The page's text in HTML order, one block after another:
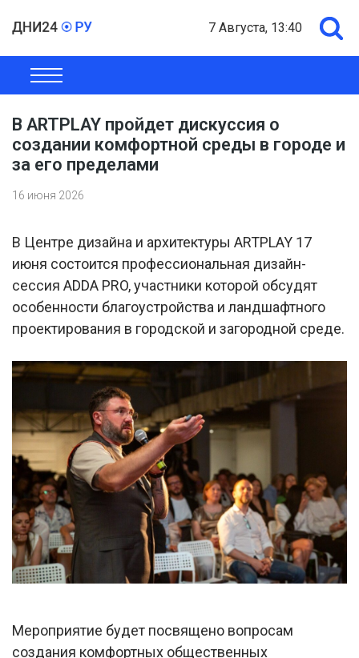
7 Августа, 13:40
ОБЩЕСТВО
В ARTPLAY пройдет дискуссия о
создании комфортной среды в городе и
за его пределами
16 июня 2026
В Центре дизайна и архитектуры ARTPLAY 17
июня состоится профессиональная дизайн-
сессия ADDA PRO, участники которой обсудят
особенности благоустройства и ландшафтного
проектирования в городской и загородной среде.
Мероприятие будет посвящено вопросам
создания комфортных общественных